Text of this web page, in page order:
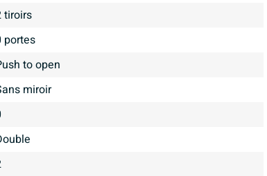
2 tiroirs
0 portes
Push to open
Sans miroir
Double